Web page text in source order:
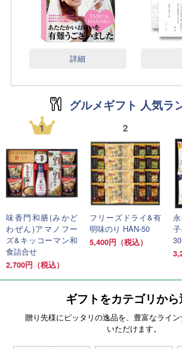
詳細
グルメギフト 人気ラ
1
味香門和膳(みかど
わぜん)アマノフー
ズ&キッコーマン和
食詰合せ
2,700円（税込）
2
フリーズドライ&有
明味のり HAN-50
5,400円（税込）
ギフトをカテゴリか
贈り先様にピッタリの逸品を、豊富なライ
いただけます。